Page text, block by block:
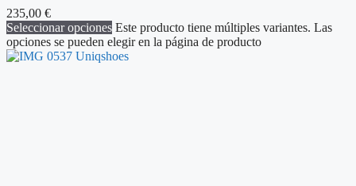
235,00 €
Seleccionar opciones Este producto tiene múltiples variantes. Las
opciones se pueden elegir en la página de producto